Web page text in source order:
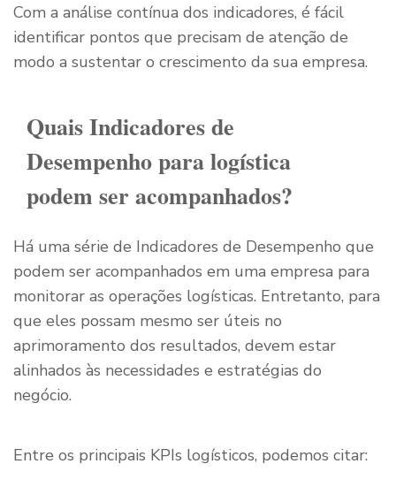
Com a análise contínua dos indicadores, é fácil
identificar pontos que precisam de atenção de
modo a sustentar o crescimento da sua empresa.
Quais Indicadores de
Desempenho para logística
podem ser acompanhados?
Há uma série de Indicadores de Desempenho que
podem ser acompanhados em uma empresa para
monitorar as operações logísticas. Entretanto, para
que eles possam mesmo ser úteis no
aprimoramento dos resultados, devem estar
alinhados às necessidades e estratégias do
negócio.
Entre os principais KPIs logísticos, podemos citar: